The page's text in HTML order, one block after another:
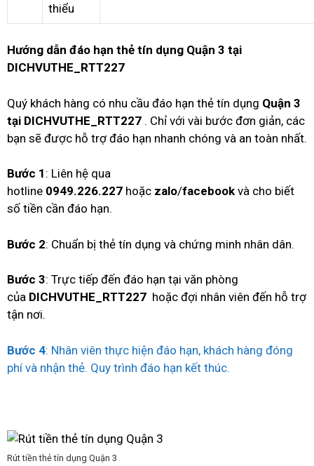
thiểu
Hướng dẫn đáo hạn thẻ tín dụng Quận 3 tại
DICHVUTHE_RTT227
Quý khách hàng có nhu cầu đáo hạn thẻ tín dụng Quận 3
tại DICHVUTHE_RTT227 . Chỉ với vài bước đơn giản, các
bạn sẽ được hỗ trợ đáo hạn nhanh chóng và an toàn nhất.
Bước 1 : Liên hệ qua
hotline 0949.226.227 hoặc zalo/facebook và cho biết
số tiền cần đáo hạn.
Bước 2: Chuẩn bị thẻ tín dụng và chứng minh nhân dân.
Bước 3: Trực tiếp đến đáo hạn tại văn phòng
của DICHVUTHE_RTT227 hoặc đợi nhân viên đến hỗ trợ
tận nơi.
Bước 4: Nhân viên thực hiện đáo hạn, khách hàng đóng
phí và nhận thẻ. Quy trình đáo hạn kết thúc.
Rút tiền thẻ tín dụng Quận 3